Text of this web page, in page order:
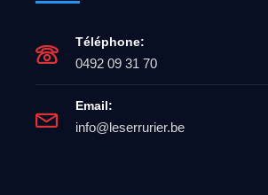
Téléphone:
0492 09 31 70
Email:
info@leserrurier.be